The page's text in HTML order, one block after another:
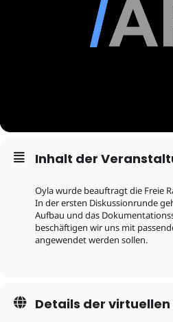
Inhalt der
Oyla wurde beauftragt die Freie
In der ersten Diskussionrunde
Aufbau und das
beschäftigen wir uns mit
angewendet werden sollen.
Details der